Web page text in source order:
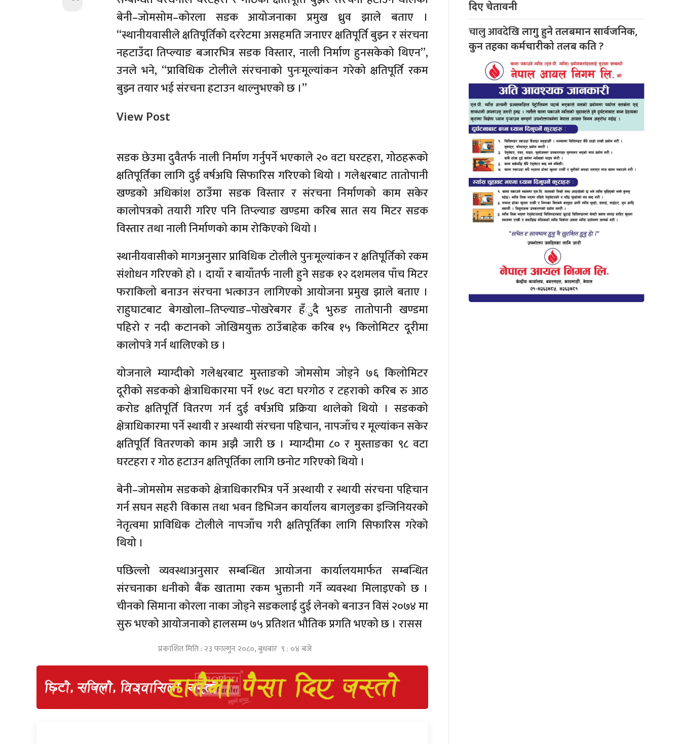
बेनी–जोमसोम–कोरला सडक आयोजनाका प्रमुख ध्रुव झाले बताए ।
“स्थानीयवासीले क्षतिपूर्तिको दररेटमा असहमति जनाएर क्षतिपूर्ति बुझ्न र संरचना
नहटाउँदा तिप्ल्याङ बजारभित्र सडक विस्तार, नाली निर्माण हुनसकेको थिएन”,
उनले भने, “प्राविधिक टोलीले संरचनाको पुनःमूल्यांकन गरेको क्षतिपूर्ति रकम
बुझ्न तयार भई संरचना हटाउन थाल्नुभएको छ ।”
View Post
सडक छेउमा दुवैतर्फ नाली निर्माण गर्नुपर्ने भएकाले २० वटा घरटहरा, गोठहरूको
क्षतिपूर्तिका लागि दुई वर्षअघि सिफारिस गरिएको थियो । गलेश्वरबाट तातोपानी
खण्डको अधिकांश ठाउँमा सडक विस्तार र संरचना निर्माणको काम सकेर
कालोपत्रको तयारी गरिए पनि तिप्ल्याङ खण्डमा करिब सात सय मिटर सडक
विस्तार तथा नाली निर्माणको काम रोकिएको थियो ।
स्थानीयवासीको मागअनुसार प्राविधिक टोलीले पुनःमूल्यांकन र क्षतिपूर्तिको रकम
संशोधन गरिएको हो । दायाँ र बायाँतर्फ नाली हुने सडक १२ दशमलव पाँच मिटर
फराकिलो बनाउन संरचना भत्काउन लागिएको आयोजना प्रमुख झाले बताए ।
राहुघाटबाट बेगखोला–तिप्ल्याङ–पोखरेबगर हँुदै भुरुङ तातोपानी खण्डमा
पहिरो र नदी कटानको जोखिमयुक्त ठाउँबाहेक करिब १५ किलोमिटर दूरीमा
कालोपत्रे गर्न थालिएको छ ।
योजनाले म्याग्दीको गलेश्वरबाट मुस्ताङको जोमसोम जोड्ने ७६ किलोमिटर
दूरीको सडकको क्षेत्राधिकारमा पर्ने १७८ वटा घरगोठ र टहराको करिब रु आठ
करोड क्षतिपूर्ति वितरण गर्न दुई वर्षअघि प्रक्रिया थालेको थियो । सडकको
क्षेत्राधिकारमा पर्ने स्थायी र अस्थायी संरचना पहिचान, नापजाँच र मूल्यांकन सकेर
क्षतिपूर्ति वितरणको काम अझै जारी छ । म्याग्दीमा ८० र मुस्ताङका ९८ वटा
घरटहरा र गोठ हटाउन क्षतिपूर्तिका लागि छनोट गरिएको थियो ।
बेनी–जोमसोम सडकको क्षेत्राधिकारभित्र पर्ने अस्थायी र स्थायी संरचना पहिचान
गर्न सघन सहरी विकास तथा भवन डिभिजन कार्यालय बागलुङका इन्जिनियरको
नेतृत्वमा प्राविधिक टोलीले नापजाँच गरी क्षतिपूर्तिका लागि सिफारिस गरेको
थियो ।
पछिल्लो व्यवस्थाअनुसार सम्बन्धित आयोजना कार्यालयमार्फत सम्बन्धित
संरचनाका धनीको बैंक खातामा रकम भुक्तानी गर्ने व्यवस्था मिलाइएको छ ।
चीनको सिमाना कोरला नाका जोड्ने सडकलाई दुई लेनको बनाउन विसं २०७४ मा
सुरु भएको आयोजनाको हालसम्म ७५ प्रतिशत भौतिक प्रगति भएको छ । रासस
प्रकाशित मिति : २३ फाल्गुन २०८०, बुधबार ९ : ०४ बजे
दिए चेतावनी
चालु आवदेखिलागु हुने तलबमान सार्वजनिक,
कुन तहका कर्मचारीको तलब कति ?